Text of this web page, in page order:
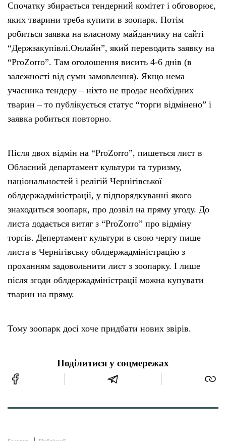
Спочатку збирається тендерний комітет і обговорює,
яких тварини треба купити в зоопарк. Потім
робиться заявка на власному майданчику на сайті
“Держзакупівлі.Онлайн”, який переводить заявку на
“ProZorro”. Там оголошення висить 4-6 днів (в
залежності від суми замовлення). Якщо нема
учасника тендеру – ніхто не продає необхідних
тварин – то публікується статус “торги відмінено” і
заявка робиться повторно.
Після двох відмін на “ProZorro”, пишеться лист в
Обласний департамент культури та туризму,
національностей і релігій Чернігівської
облдержадміністрації, у підпорядкуванні якого
знаходиться зоопарк, про дозвіл на пряму угоду. До
листа додається витяг з “ProZorro” про відміну
торгів. Депертамент культури в свою чергу пише
листа в Чернігівську облдержадміністрацію з
проханням задовольнити лист з зоопарку. І лише
після згоди облдержадміністрації можна купувати
тварин на пряму.
Тому зоопарк досі хоче придбати нових звірів.
Поділитися у соцмережах